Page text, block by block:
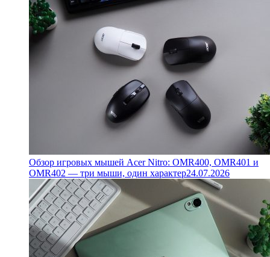
Обзор игровых мышей Acer Nitro: OMR400, OMR401 и
OMR402 — три мыши, один характер24.07.2026